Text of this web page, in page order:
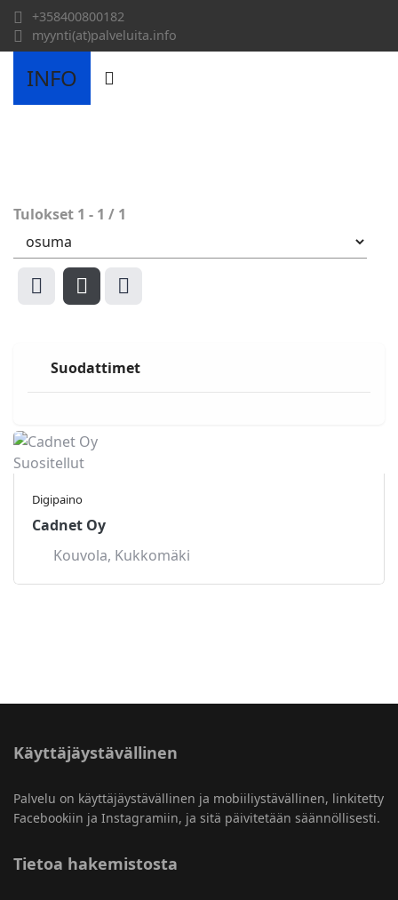
+358400800182
myynti(at)palveluita.info
INFO
Tulokset 1 - 1 / 1
Suodattimet
Suositellut
Digipaino
Cadnet Oy
Kouvola, Kukkomäki
Käyttäjäystävällinen
Palvelu on käyttäjäystävällinen ja mobiiliystävällinen, linkitetty
Facebookiin ja Instagramiin, ja sitä päivitetään säännöllisesti.
Tietoa hakemistosta